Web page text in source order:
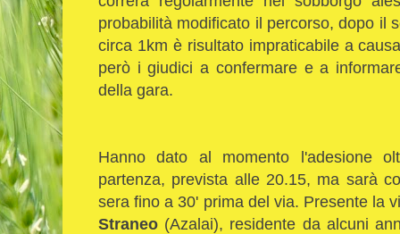
probabilità modificato il percorso, dopo il
circa 1km è risultato impraticabile a
però i giudici a confermare e a
della gara.
Hanno dato al momento l'adesione
partenza, prevista alle 20.15, ma sarà
sera fino a 30' prima del via. Presente la
Straneo (Azalai), residente da alcuni